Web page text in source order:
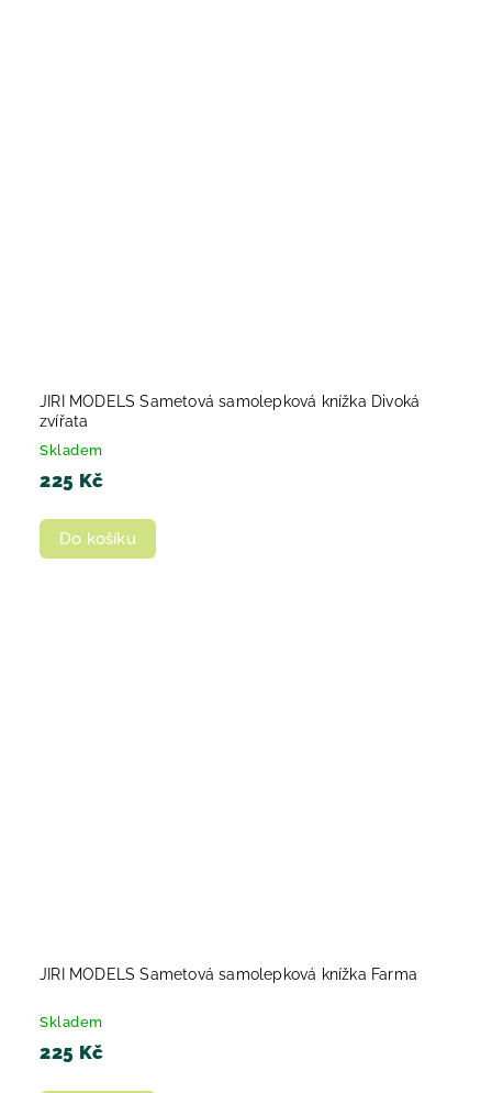
JIRI MODELS Sametová samolepková knížka Divoká
zvířata
Skladem
225 Kč
Do košíku
JIRI MODELS Sametová samolepková knížka Farma
Skladem
225 Kč